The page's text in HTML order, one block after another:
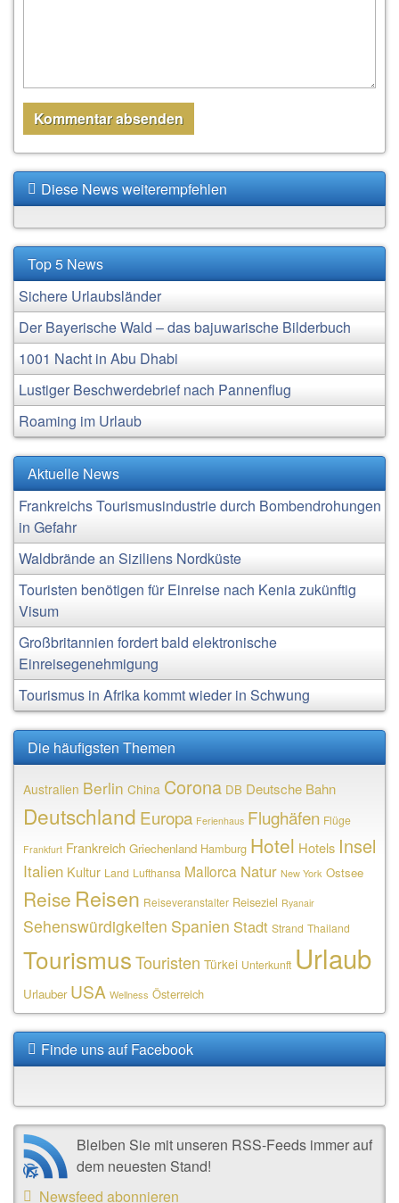
Diese News weiterempfehlen
Top 5 News
Sichere Urlaubsländer
Der Bayerische Wald – das bajuwarische Bilderbuch
1001 Nacht in Abu Dhabi
Lustiger Beschwerdebrief nach Pannenflug
Roaming im Urlaub
Aktuelle News
Frankreichs Tourismusindustrie durch Bombendrohungen
in Gefahr
Waldbrände an Siziliens Nordküste
Touristen benötigen für Einreise nach Kenia zukünftig
Visum
Großbritannien fordert bald elektronische
Einreisegenehmigung
Tourismus in Afrika kommt wieder in Schwung
Die häufigsten Themen
Australien Berlin China Corona DB Deutsche Bahn
Deutschland Europa Ferienhaus Flughäfen Flüge
Frankfurt Frankreich Griechenland Hamburg Hotel Hotels Insel
Italien Kultur Land Lufthansa Mallorca Natur New York Ostsee
Reise Reisen Reiseveranstalter Reiseziel Ryanair
Sehenswürdigkeiten Spanien Stadt Strand Thailand
TourismusTouristen Türkei Unterkunft Urlaub
Urlauber USA Wellness Österreich
Finde uns auf Facebook
Bleiben Sie mit unseren RSS-Feeds immer auf
dem neuesten Stand!
Newsfeed abonnieren